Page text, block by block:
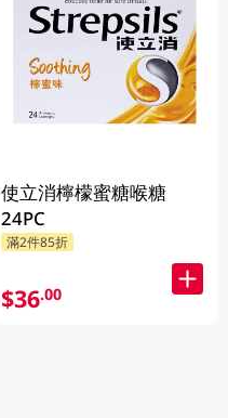
使立消檸檬蜜糖喉糖
24PC
滿2件85折
$36.00